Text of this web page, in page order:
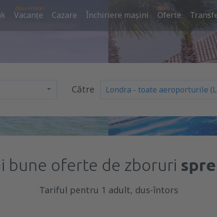
Zbor+Hotel
Vacanţe Cazare Închiriere mașini
NOU
Oferte
Către
bune oferte de zboruri
Tariful pentru 1 adult, dus-întors